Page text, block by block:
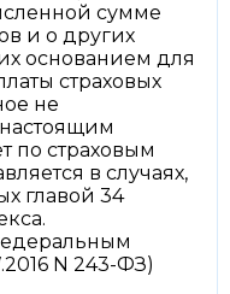
сумме
и о других
основанием для
страховых
не
по страховым
в случаях,
главой 34
N 243-ФЗ)